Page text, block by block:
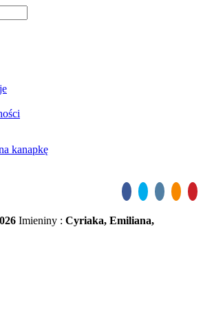
Imieniny : Cyriaka, Emiliana,